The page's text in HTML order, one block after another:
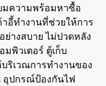
ความพร้อมหาซื้อ
อี้ทำงานที่ช่วยให้การ
างสบาย ไม่ปวดหลัง
พิวเตอร์ ตู้เก็บ
บริเวณการทำงานของ
อุปกรณ์ป้องกันไฟ